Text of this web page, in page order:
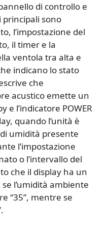
di controllo e
principali sono
l’impostazione del
il timer e la
ventola tra alta e
indicano lo stato
che
acustico emette un
e l’indicatore POWER
quando l’unità è
umidità presente
l’impostazione
o l’intervallo del
che il display ha un
l’umidità ambiente
“35”, mentre se